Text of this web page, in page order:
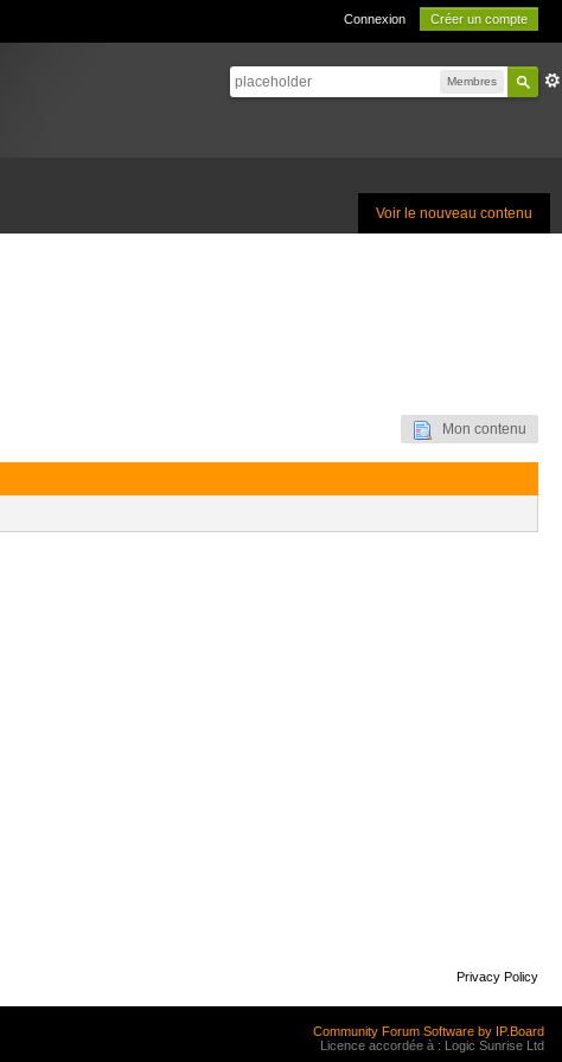
Connexion Créer un compte
Membres
Voir le nouveau contenu
Mon contenu
Privacy Policy
Community Forum Software by IP.Board
Licence accordée à : Logic Sunrise Ltd